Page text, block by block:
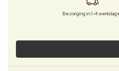
Bezorging in 1-4